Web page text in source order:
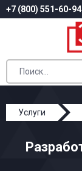
+7 (800) 551-60-94
Услуги